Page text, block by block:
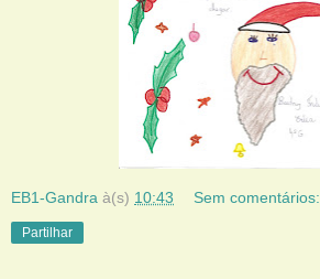
EB1-Gandra à(s) 10:43 Sem comentários:
Partilhar